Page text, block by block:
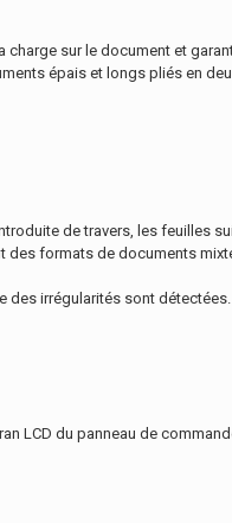
sur le document et
épais et longs pliés en
de travers, les feuilles
des formats de documents
des irrégularités sont détectées.
LCD du panneau de